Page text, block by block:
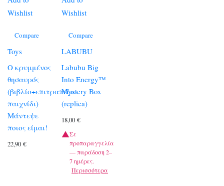
Wishlist
Compare
Toys
Ο κρυμμένος
θησαυρός
(βιβλίο+επιτραπέζιο
παιχνίδι)
Μάντεψε
ποιος είμαι!
22,90 €
Wishlist
Compare
LABUBU
Labubu Big
Into Energy™
Mystery Box
(replica)
18,00€
Σε
προπαραγγελία
— παράδοση 2–
7 ημέρες.
Περισσότερα